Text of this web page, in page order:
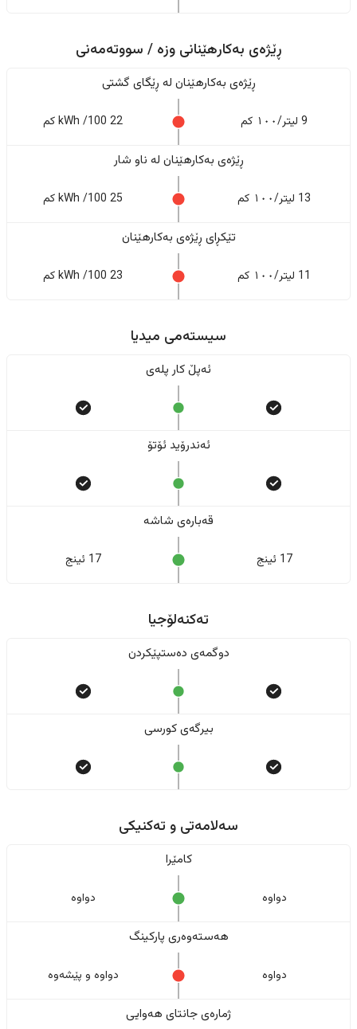
ڕێژەی بەکارهێنانی وزە / سووتەمەنی
ڕێژەى بەکارهێنان له ڕێگای گشتی
9 لیتر/١٠٠ کم 22 kWh /100 کم
ڕێژەى بەکارهێنان له ناو شار
13 لیتر/١٠٠ کم 25 kWh /100 کم
تێکڕای ڕێژەى بەکارهێنان
11 لیتر/١٠٠ کم 23 kWh /100 کم
سیستەمی میدیا
ئەپڵ کار پلەی
ئەندرۆید ئۆتۆ
قەبارەی شاشە
17 ئینج 17 ئینج
تەکنەلۆجیا
دوگمەی دەستپێکردن
بیرگەی کورسی
سەلامەتی و تەکنیکی
کامێرا
دواوە دواوە
هەستەوەری پارکینگ
دواوە دواوە و پێشەوە
ژمارەی جانتای هەوایی